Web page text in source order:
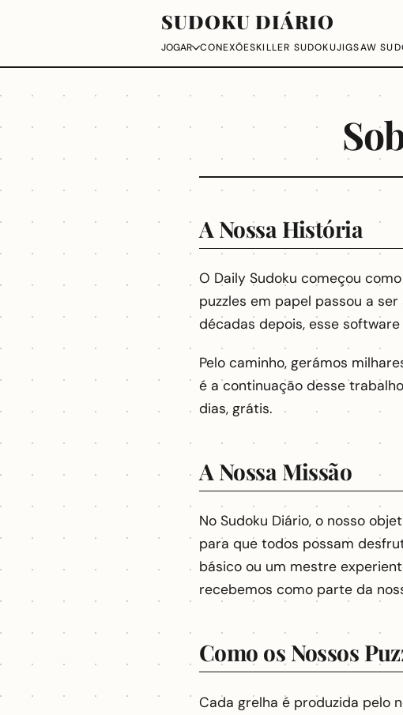
SUDOKU DIÁRIO
JOGAR CONEXÕESKILLER SUDOKUJIGSAW
A Nossa História
O Daily Sudoku começou
puzzles em papel passou a
décadas depois, esse
Pelo caminho, gerámos
é a continuação desse
dias, grátis.
A Nossa Missão
No Sudoku Diário, o nosso
para que todos possam
básico ou um mestre
recebemos como parte da
Como os Nossos
Cada grelha é produzida pelo